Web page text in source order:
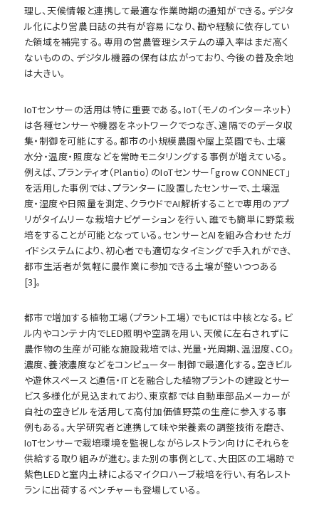
理し、天候情報と連携して最適な作業時期の通知ができる。デジタ
ル化により営農日誌の共有が容易になり、勘や経験に依存してい
た領域を補完する。専用の営農管理システムの導入率はまだ高く
ないものの、デジタル機器の保有は広がっており、今後の普及余地
は大きい。
IoTセンサーの活用は特に重要である。IoT（モノのインターネット）
は各種センサーや機器をネットワークでつなぎ、遠隔でのデータ収
集・制御を可能にする。都市の小規模農園や屋上菜園でも、土壌
水分・温度・照度などを常時モニタリングする事例が増えている。
例えば、プランティオ（Plantio）のIoTセンサー「grow CONNECT」
を活用した事例では、プランターに設置したセンサーで、土壌温
度・湿度や日照量を測定、クラウドでAI解析することで専用のアプ
リがタイムリーな栽培ナビゲーションを行い、誰でも簡単に野菜栽
培をすることが可能となっている。センサーとAIを組み合わせたガ
イドシステムにより、初心者でも適切なタイミングで手入れができ、
都市生活者が気軽に農作業に参加できる土壌が整いつつある
[3]。
都市で増加する植物工場（プラント工場）でもICTは中核となる。ビ
ル内やコンテナ内でLED照明や空調を用い、天候に左右されずに
農作物の生産が可能な施設栽培では、光量・光周期、温湿度、CO₂
濃度、養液濃度などをコンピューター制御で最適化する。空きビル
や遊休スペースと通信・ITとを融合した植物プラントの建設とサー
ビス多様化が見込まれており、東京都では自動車部品メーカーが
自社の空きビルを活用して高付加価値野菜の生産に参入する事
例もある。大学研究者と連携して味や栄養素の調整技術を磨き、
IoTセンサーで栽培環境を監視しながらレストラン向けにそれらを
供給する取り組みが進む。また別の事例として、大田区の工場跡で
紫色LEDと室内土耕によるマイクロハーブ栽培を行い、有名レスト
ランに出荷するベンチャーも登場している。